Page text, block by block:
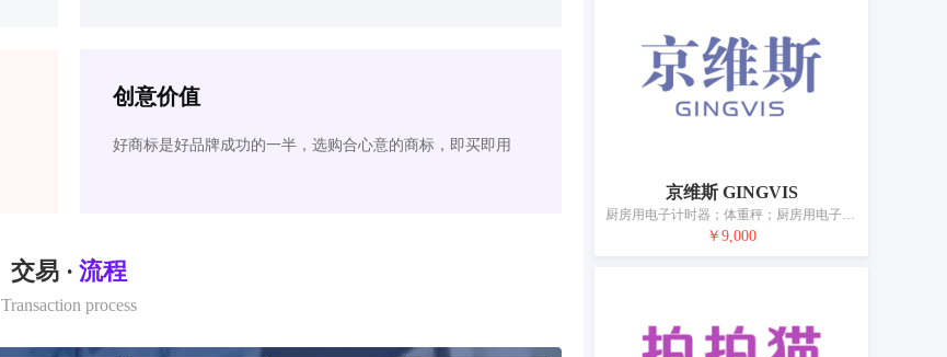
创意价值
好商标是好品牌成功的一半，选购合心意的商标，即买即用
交易 · 流程
Transaction process
京维斯 GINGVIS
厨房用电子计时器；体重秤；厨房用电子秤；厨房用电子称重秤；家用体脂秤；电子体重秤；秤；自动计量器；衡量器具
￥9,000